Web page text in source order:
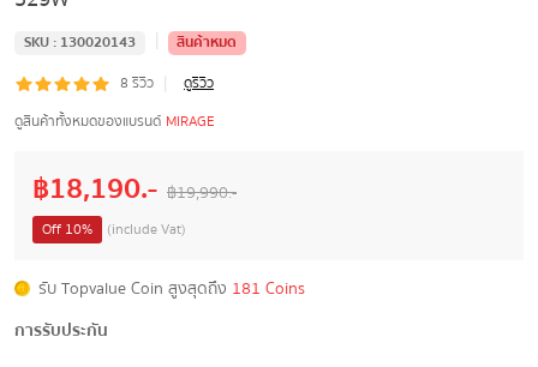
SKU : 130020143 |
สินค้าหมด
8 รีวิว |
ดูรีวิว
ดูสินค้าทั้งหมดของแบรนด์ MIRAGE
฿18,190.- ฿19,990.-
Off 10% (include Vat)
รับ Topvalue Coin สูงสุดถึง 181 Coins
การรับประกัน